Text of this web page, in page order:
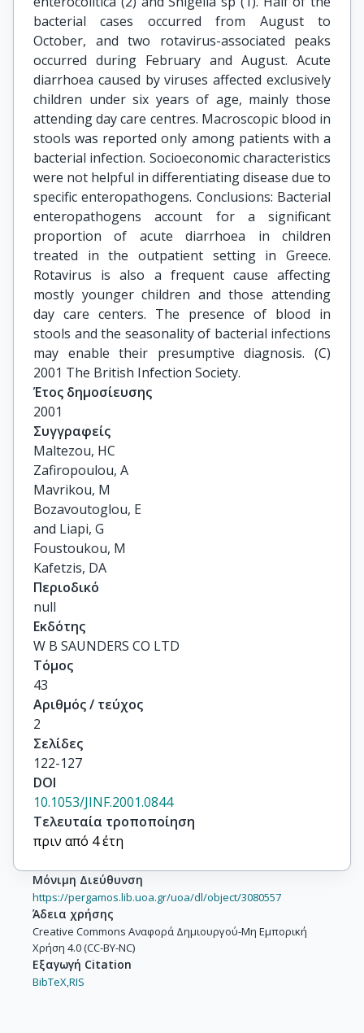
bacterial cases occurred from August to
October, and two rotavirus-associated peaks
occurred during February and August. Acute
diarrhoea caused by viruses affected exclusively
children under six years of age, mainly those
attending day care centres. Macroscopic blood in
stools was reported only among patients with a
bacterial infection. Socioeconomic characteristics
were not helpful in differentiating disease due to
specific enteropathogens. Conclusions: Bacterial
enteropathogens account for a significant
proportion of acute diarrhoea in children
treated in the outpatient setting in Greece.
Rotavirus is also a frequent cause affecting
mostly younger children and those attending
day care centers. The presence of blood in
stools and the seasonality of bacterial infections
may enable their presumptive diagnosis. (C)
2001 The British Infection Society.
Έτος δημοσίευσης
2001
Συγγραφείς
Maltezou, HC
Zafiropoulou, A
Mavrikou, M
Bozavoutoglou, E
and Liapi, G
Foustoukou, M
Kafetzis, DA
Περιοδικό
null
Εκδότης
W B SAUNDERS CO LTD
Τόμος
43
Αριθμός / τεύχος
2
Σελίδες
122-127
DOI
10.1053/JINF.2001.0844
Τελευταία τροποποίηση
πριν από 4 έτη
Μόνιμη Διεύθυνση
https://pergamos.lib.uoa.gr/uoa/dl/object/3080557
Άδεια χρήσης
Creative Commons Αναφορά Δημιουργού-Μη Εμπορική
Χρήση 4.0 (CC-BY-NC)
Εξαγωγή Citation
BibTeX,RIS